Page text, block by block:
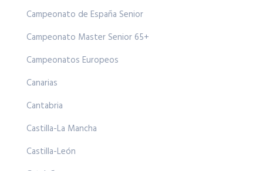
Campeonato de España Senior
Campeonato Master Senior 65+
Campeonatos Europeos
Canarias
Cantabria
Castilla-La Mancha
Castilla-León